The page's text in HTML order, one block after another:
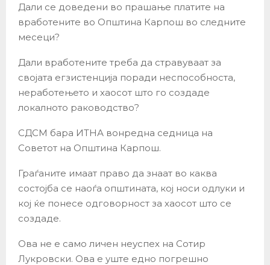
Дали се доведени во прашање платите на
вработените во Општина Карпош во следните
месеци?
Дали вработените треба да стравуваат за
својата егзистенција поради неспособноста,
неработењето и хаосот што го создаде
локалното раководство?
СДСМ бара ИТНА вонредна седница на
Советот на Општина Карпош.
Граѓаните имаат право да знаат во каква
состојба се наоѓа општината, кој носи одлуки и
кој ќе понесе одговорност за хаосот што се
создаде.
Ова не е само личен неуспех на Сотир
Лукровски. Ова е уште едно погрешно